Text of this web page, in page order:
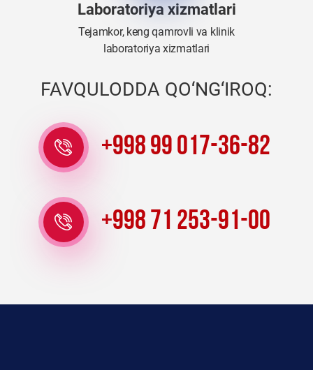
Laboratoriya xizmatlari
Tejamkor, keng qamrovli va klinik
laboratoriya xizmatlari
FAVQULODDA QO‘NG‘IROQ:
+998 99 017-36-82
+998 71 253-91-00